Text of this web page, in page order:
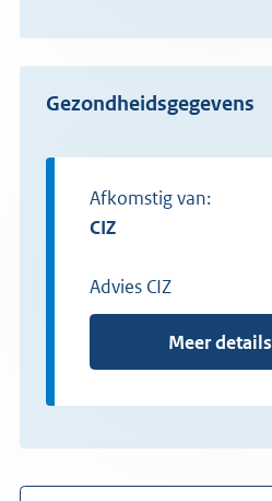
Gezondheidsgegevens
Afkomstig van:
CIZ
Advies CIZ
Meer details